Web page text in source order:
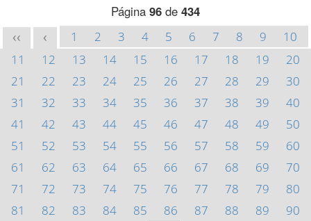
Página 96 de 434
<< < 1 2 3 4 5 6 7 8 9
10
11
12 13 14 15 16 17 18 19
20
21
22 23 24 25 26 27 28 29
30
31
32 33 34 35 36 37 38 39
40
41
42 43 44 45 46 47 48 49
50
51
52 53 54 55 56 57 58 59
60
61
62 63 64 65 66 67 68 69
70
71
72 73 74 75 76 77 78 79
80
81
82 83 84 85 86 87 88 89
90